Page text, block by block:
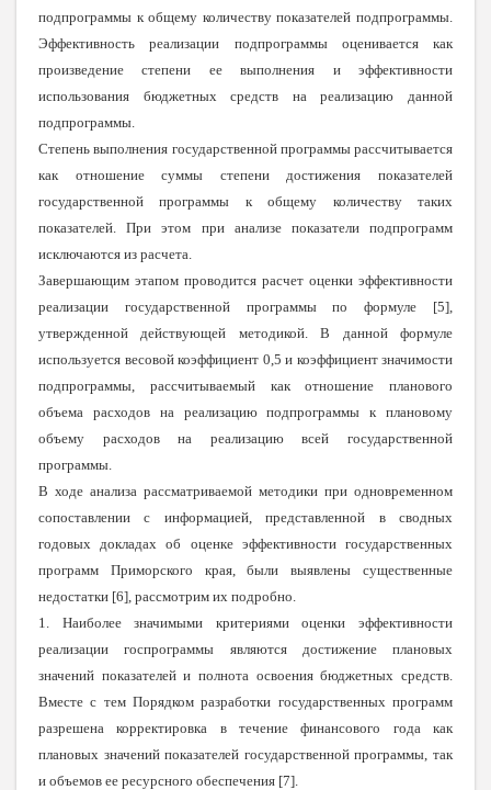
подпрограммы к общему количеству показателей подпрограммы.
Эффективность реализации подпрограммы оценивается как
произведение степени ее выполнения и эффективности
использования бюджетных средств на реализацию данной
подпрограммы.
Степень выполнения государственной программы рассчитывается
как отношение суммы степени достижения показателей
государственной программы к общему количеству таких
показателей. При этом при анализе показатели подпрограмм
исключаются из расчета.
Завершающим этапом проводится расчет оценки эффективности
реализации государственной программы по формуле [5],
утвержденной действующей методикой. В данной формуле
используется весовой коэффициент 0,5 и коэффициент значимости
подпрограммы, рассчитываемый как отношение планового
объема расходов на реализацию подпрограммы к плановому
объему расходов на реализацию всей государственной
программы.
В ходе анализа рассматриваемой методики при одновременном
сопоставлении с информацией, представленной в сводных
годовых докладах об оценке эффективности государственных
программ Приморского края, были выявлены существенные
недостатки [6], рассмотрим их подробно.
1. Наиболее значимыми критериями оценки эффективности
реализации госпрограммы являются достижение плановых
значений показателей и полнота освоения бюджетных средств.
Вместе с тем Порядком разработки государственных программ
разрешена корректировка в течение финансового года как
плановых значений показателей государственной программы, так
и объемов ее ресурсного обеспечения [7].